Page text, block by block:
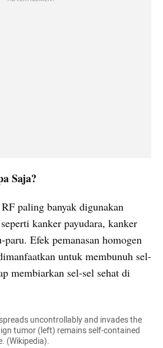
Saja?
paling banyak digunakan
kanker payudara, kanker
Efek pemanasan homogen
untuk membunuh sel-
membiarkan sel-sel sehat di
uncontrollably and invades the
tumor (left) remains self-contained
(Wikipedia).